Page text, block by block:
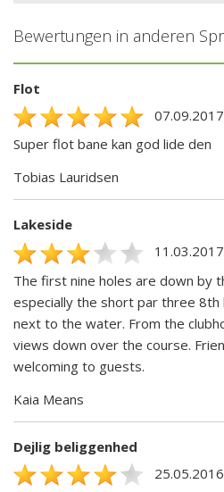
Bewertungen in anderen
Flot
07.09.2017
Super flot bane kan god lide den
Tobias Lauridsen
Lakeside
11.03.2017
The first nine holes are down by
especially the short par three 8th
next to the water. From the
views down over the course.
welcoming to guests.
Kaia Means
Dejlig beliggenhed
25.05.2016